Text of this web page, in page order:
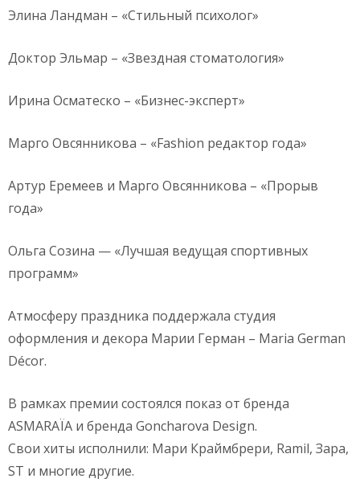
Элина Ландман – «Стильный психолог»
Доктор Эльмар – «Звездная стоматология»
Ирина Осматеско – «Бизнес-эксперт»
Марго Овсянникова – «Fashion редактор года»
Артур Еремеев и Марго Овсянникова – «Прорыв
года»
Ольга Созина — «Лучшая ведущая спортивных
программ»
Атмосферу праздника поддержала студия
оформления и декора Марии Герман – Maria German
Décor.
В рамках премии состоялся показ от бренда
ASMARAÏA и бренда Goncharova Design.
Свои хиты исполнили: Мари Краймбрери, Ramil, Зара,
ST и многие другие.